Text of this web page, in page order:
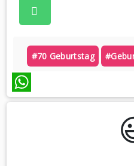
#70 Geburtstag
WhatsApp